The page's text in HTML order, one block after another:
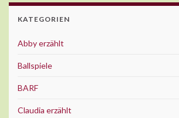
KATEGORIEN
Abby erzählt
Ballspiele
BARF
Claudia erzählt